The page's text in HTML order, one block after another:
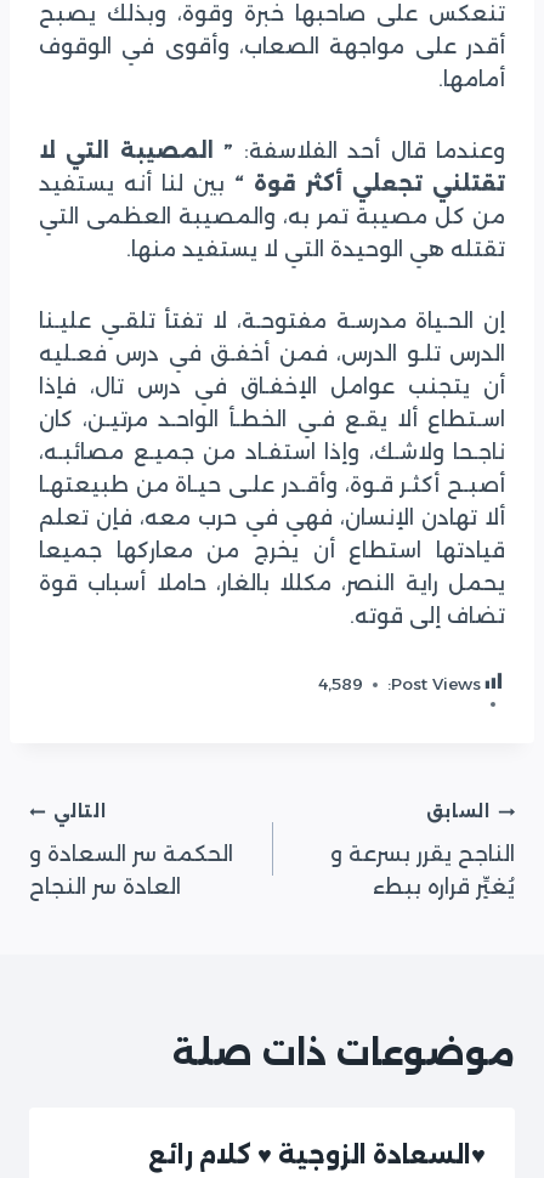
تنعكس على صاحبها خبرة وقوة، وبذلك يصبح
أقدر على مواجهة الصعاب، وأقوى في الوقوف
أمامها.
وعندما قال أحد الفلاسفة: ” المصيبة التي لا
تقتلني تجعلي أكثر قوة “ بين لنا أنه يستفيد
من كل مصيبة تمر به، والمصيبة العظمى التي
تقتله هي الوحيدة التي لا يستفيد منها.
إن الحـياة مدرسـة مفتوحـة، لا تفتأ تلقـي عليـنا
الدرس تلـو الدرس، فمن أخفـق في درس فعـليه
أن يتجنب عوامل الإخفـاق في درس تال، فإذا
اسـتطاع ألا يقـع فـي الخطـأ الواحـد مرتيـن، كان
ناجـحا ولاشـك، وإذا استفـاد من جميـع مصائبـه،
أصبـح أكثـر قـوة، وأقـدر علـى حيـاة من طبيعتهـا
ألا تهادن الإنسان، فهي في حرب معه، فإن تعلم
قيادتها استطاع أن يخرج من معاركها جميعا
يحمل راية النصر، مكللا بالغار، حاملا أسباب قوة
تضاف إلى قوته.
Post Views: 4٬589
تصفّح
المقالات
السابق
الناجح يقرر بسرعة و
يُغيِّر قراره ببطء
التالي
الحكمة سر السعادة و
العادة سر النجاح
موضوعات ذات صلة
♥السعادة الزوجية ♥ كلام رائع